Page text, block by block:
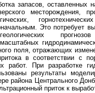
запасов,
месторождения,
Это потребует
поля, отражающих
в соответствии с
работ. При разработке
результаты
района Центрального
приток к